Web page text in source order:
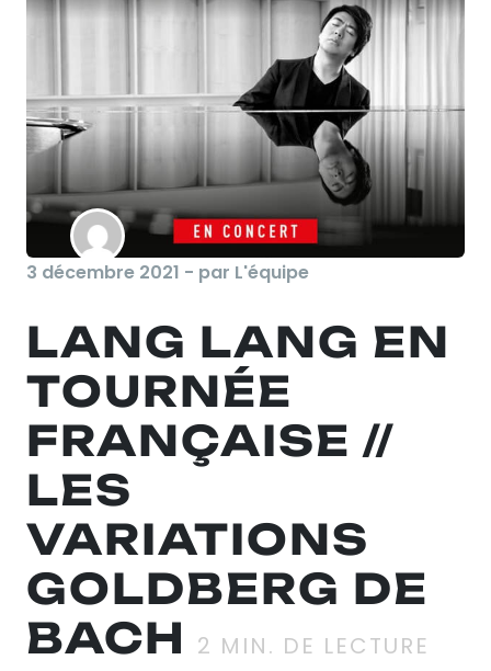
3 décembre 2021 - par L'équipe
LANG LANG EN
TOURNÉE
FRANÇAISE //
LES
VARIATIONS
GOLDBERG DE
BACH 2 MIN. DE LECTURE